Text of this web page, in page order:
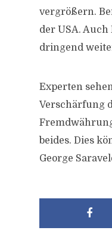
vergrößern.
der USA.
dringend
Experten
Verschärfung
beides. Dies
George